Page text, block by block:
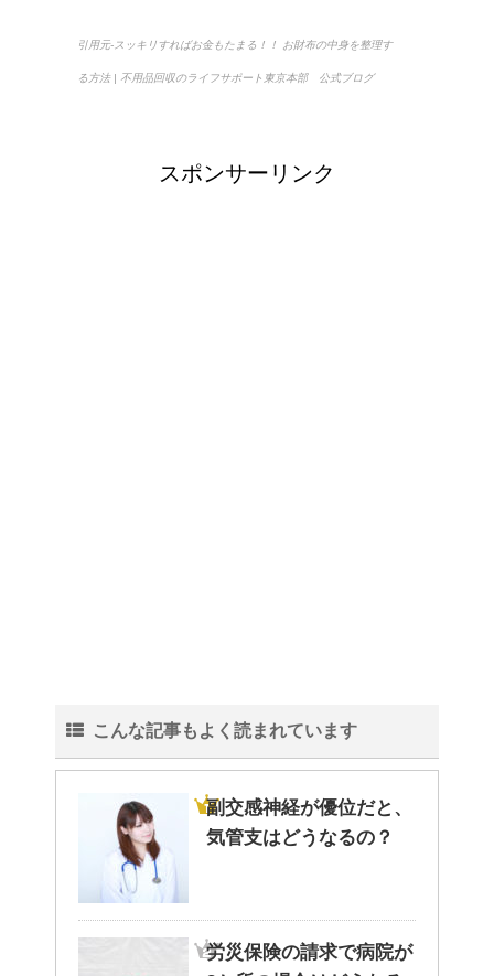
引用元-スッキリすればお金もたまる！！ お財布の中身を整理す
る方法 | 不用品回収のライフサポート東京本部 公式ブログ
スポンサーリンク
こんな記事もよく読まれています
副交感神経が優位だと、
気管支はどうなるの？
労災保険の請求で病院が